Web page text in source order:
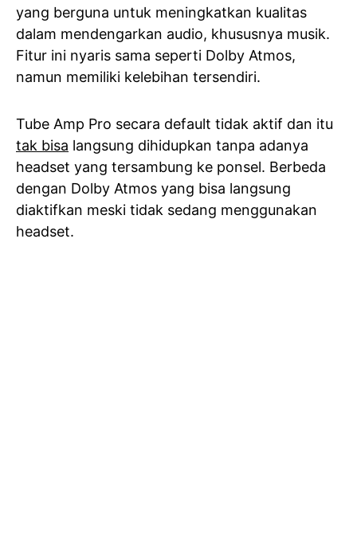
yang berguna untuk meningkatkan kualitas
dalam mendengarkan audio, khususnya musik.
Fitur ini nyaris sama seperti Dolby Atmos,
namun memiliki kelebihan tersendiri.
Tube Amp Pro secara default tidak aktif dan itu
tak bisa langsung dihidupkan tanpa adanya
headset yang tersambung ke ponsel. Berbeda
dengan Dolby Atmos yang bisa langsung
diaktifkan meski tidak sedang menggunakan
headset.